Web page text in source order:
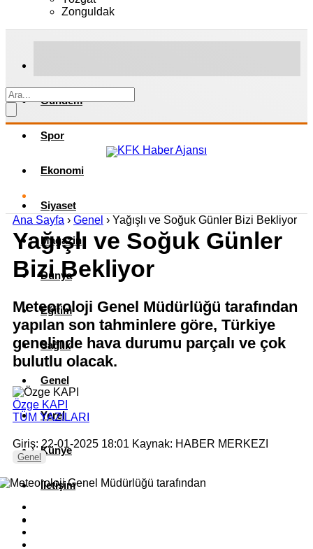
Zonguldak
Gündem
Spor
Ekonomi
Siyaset
Magazin
Dünya
Eğitim
Sağlık
Genel
Yerel
Künye
İletişim
Ana Sayfa › Genel › Yağışlı ve Soğuk Günler Bizi Bekliyor
Yağışlı ve Soğuk Günler
Bizi Bekliyor
Meteoroloji Genel Müdürlüğü tarafından
yapılan son tahminlere göre, Türkiye
genelinde hava durumu parçalı ve çok
bulutlu olacak.
Özge KAPI
TÜM YAZILARI
Giriş: 22-01-2025 18:01 Kaynak: HABER MERKEZI
Genel